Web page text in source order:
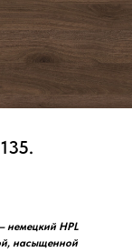
немецкий HPL
насыщенной